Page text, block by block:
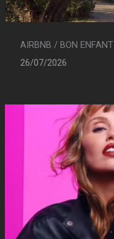
AIRBNB / BON ENFANT
26/07/2026